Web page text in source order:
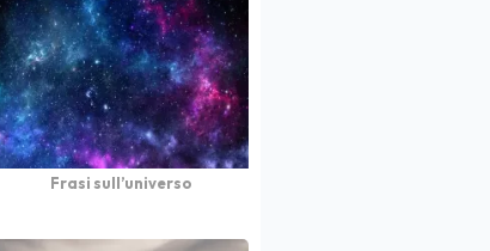
Frasi sull’universo